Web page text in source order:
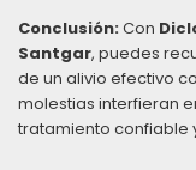
Conclusión:Con
Santgar, puedes
de un alivio efectivo
molestias interfieran
tratamiento confiable